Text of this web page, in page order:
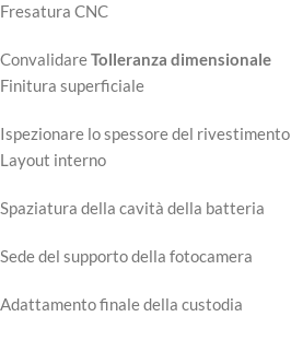
Fresatura CNC
ConvalidareTolleranza dimensionale
Finitura superficiale
Ispezionare lo spessore del rivestimento
Layout interno
Spaziatura della cavità della batteria
Sede del supporto della fotocamera
Adattamento finale della custodia